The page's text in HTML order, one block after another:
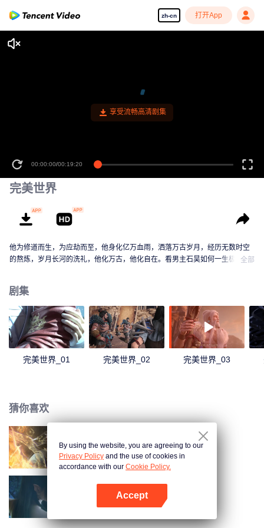
zh-cn 打开App
享受流畅高清剧集
00:00:00/00:19:20
完美世界
他为修道而生，为应劫而至，他身化亿万血雨，洒落万古岁月，经历无数时空
的熬炼，岁月长河的洗礼，他化万古，他化自在。看男主石昊如何一生极致辉
全部
剧集
完美世界_01 完美世界_02 完美世界_03
猜你喜欢
长生界
斗破苍穹 第三季
By using the website, you are agreeing to our
Privacy Policy and the use of cookies in
accordance with our Cookie Policy.
Accept